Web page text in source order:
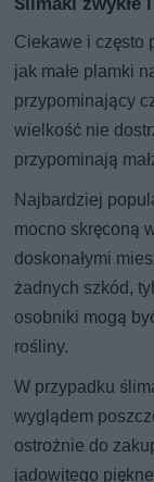
Ciekawe i często
jak małe plamki
przypominający
wielkość nie
przypominają
Najbardziej
mocno skręconą
doskonałymi
żadnych szkód,
osobniki mogą
rośliny.
W przypadku
wyglądem
ostrożnie do
jadowitego